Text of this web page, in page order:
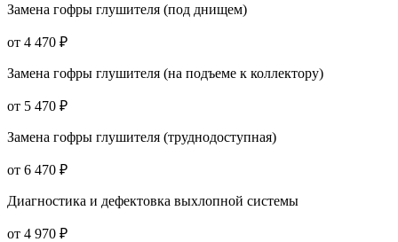
Замена гофры глушителя (под днищем)
от 4 470 ₽
Замена гофры глушителя (на подъеме к коллектору)
от 5 470 ₽
Замена гофры глушителя (труднодоступная)
от 6 470 ₽
Диагностика и дефектовка выхлопной системы
от 4 970 ₽